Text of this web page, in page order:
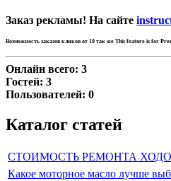
Заказ рекламы! На сайте
Возможность заказов кликов от 10 так же This feature is for
Онлайн всего: 3
Гостей: 3
Пользователей: 0
Каталог статей
СТОИМОСТЬ РЕМОНТА
Какое моторное масло лучше